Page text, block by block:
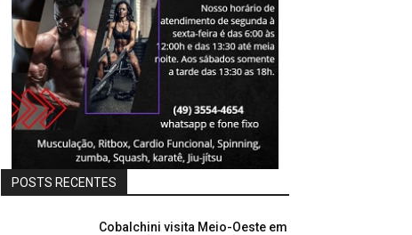
POSTS RECENTES
Cobalchini visita Meio-Oeste em